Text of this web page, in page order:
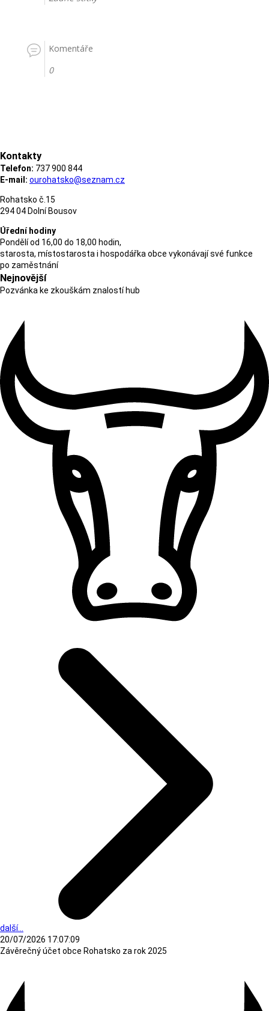
Komentáře
0
Kontakty
Telefon: 737 900 844
E-mail: ourohatsko@seznam.cz
Rohatsko č.15
294 04 Dolní Bousov
Úřední hodiny
Pondělí od 16,00 do 18,00 hodin,
starosta, místostarosta i hospodářka obce vykonávají své funkce
po zaměstnání
Nejnovější
Pozvánka ke zkouškám znalostí hub
další...
20/07/2026 17:07:09
Závěrečný účet obce Rohatsko za rok 2025